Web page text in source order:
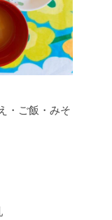
・ご飯・みそ